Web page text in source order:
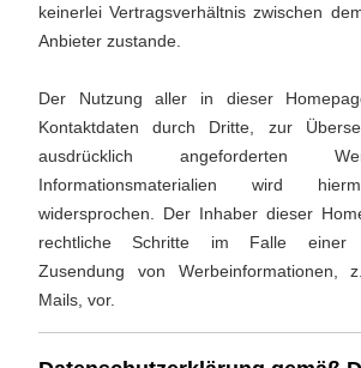
keinerlei Vertragsverhältnis zwischen
Anbieter zustande.
Der Nutzung aller in dieser
Kontaktdaten durch Dritte, zur
ausdrücklich angeforderten
Informationsmaterialien wird
widersprochen. Der Inhaber dieser
rechtliche Schritte im Falle einer
Zusendung von Werbeinformationen,
Mails, vor.